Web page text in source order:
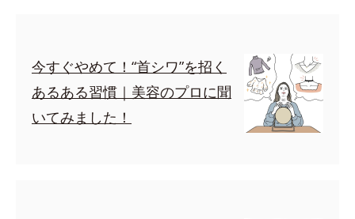
今すぐやめて！“首シワ”を招く
あるある習慣｜美容のプロに聞
いてみました！